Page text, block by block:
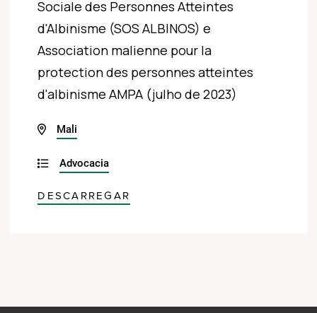
Sociale des Personnes Atteintes
d'Albinisme (SOS ALBINOS) e
Association malienne pour la
protection des personnes atteintes
d'albinisme AMPA (julho de 2023)
Mali
Advocacia
DESCARREGAR